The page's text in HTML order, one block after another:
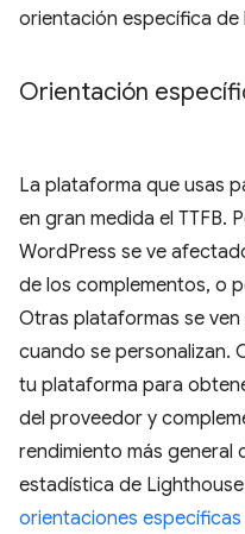
orientación específica de
Orientación
La plataforma que usas
en gran medida el TTFB.
WordPress se ve
de los complementos, o
Otras plataformas se
cuando se personalizan.
tu plataforma para
del proveedor y
rendimiento más general
estadística de
orientaciones específicas